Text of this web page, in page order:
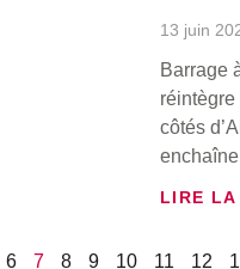
13 juin
Barrage
côtés
LIRE LA
6 7 8 9 10 11 12